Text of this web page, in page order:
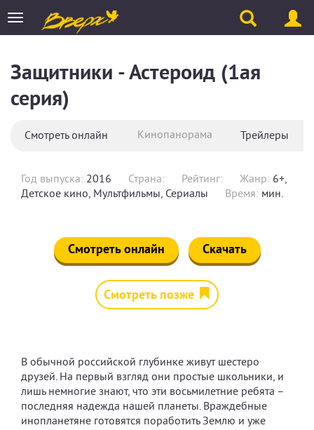
Toggle
navigation
Защитники - Астероид (1ая
серия)
Смотреть онлайн Кинопанорама Трейлеры
Год выпуска: 2016 Страна: Рейтинг: Жанр: 6+,
Детское кино, Мультфильмы, Сериалы
Время: мин.
Смотреть онлайн Скачать
Смотреть позже
В обычной российской глубинке живут шестеро
друзей. На первый взгляд они простые школьники, и
лишь немногие знают, что эти восьмилетние ребята –
последняя надежда нашей планеты. Враждебные
инопланетяне готовятся поработить Землю и уже